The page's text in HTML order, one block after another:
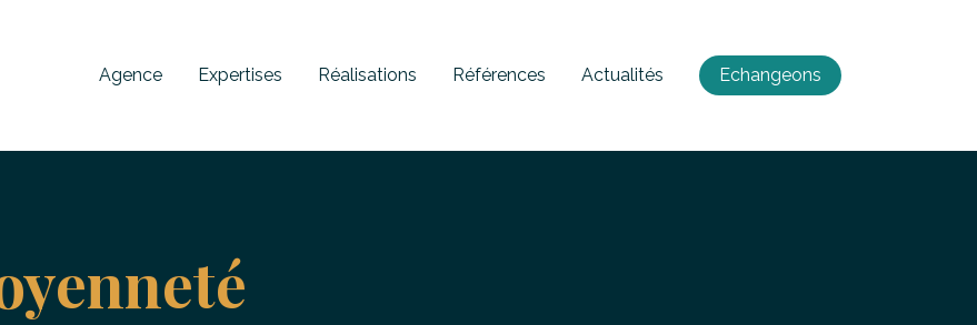
Agence Expertises Réalisations Références Actualités Echangeons